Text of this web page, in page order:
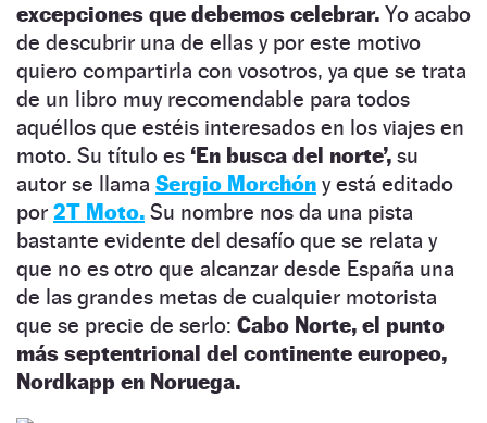
excepciones que debemos celebrar. Yo acabo
de descubrir una de ellas y por este motivo
quiero compartirla con vosotros, ya que se trata
de un libro muy recomendable para todos
aquéllos que estéis interesados en los viajes en
moto. Su título es ‘En busca del norte’, su
autor se llama Sergio Morchón y está editado
por 2T Moto. Su nombre nos da una pista
bastante evidente del desafío que se relata y
que no es otro que alcanzar desde España una
de las grandes metas de cualquier motorista
que se precie de serlo: Cabo Norte, el punto
más septentrional del continente europeo,
Nordkapp en Noruega.